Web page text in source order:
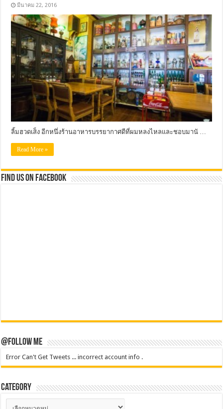
มีนาคม 22, 2016
ลิ้มฮวดเส็ง อีกหนึ่งร้านอาหารบรรยากาศดีที่ผมหลงไหลและชอบมานั …
Read More »
Find us on Facebook
@Follow Me
Error Can't Get Tweets ... incorrect account info .
Category
Category